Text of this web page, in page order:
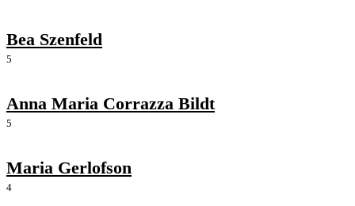
Bea Szenfeld
5
Anna Maria Corrazza Bildt
5
Maria Gerlofson
4